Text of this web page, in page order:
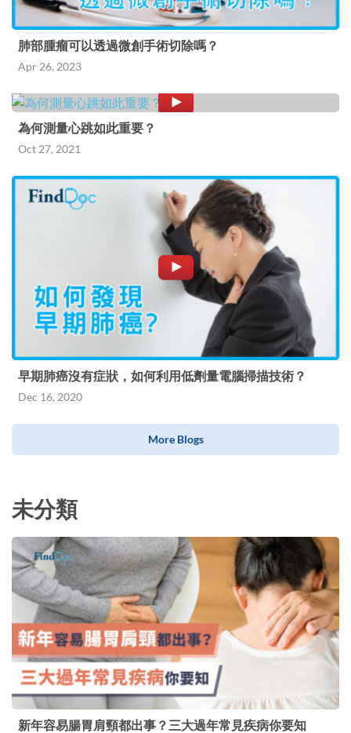
肺部腫瘤可以透過微創手術切除嗎？
Apr 26, 2023
為何測量心跳如此重要？
Oct 27, 2021
早期肺癌沒有症狀，如何利用低劑量電腦掃描技術？
Dec 16, 2020
More Blogs
未分類
新年容易腸胃肩頸都出事？三大過年常見疾病你要知